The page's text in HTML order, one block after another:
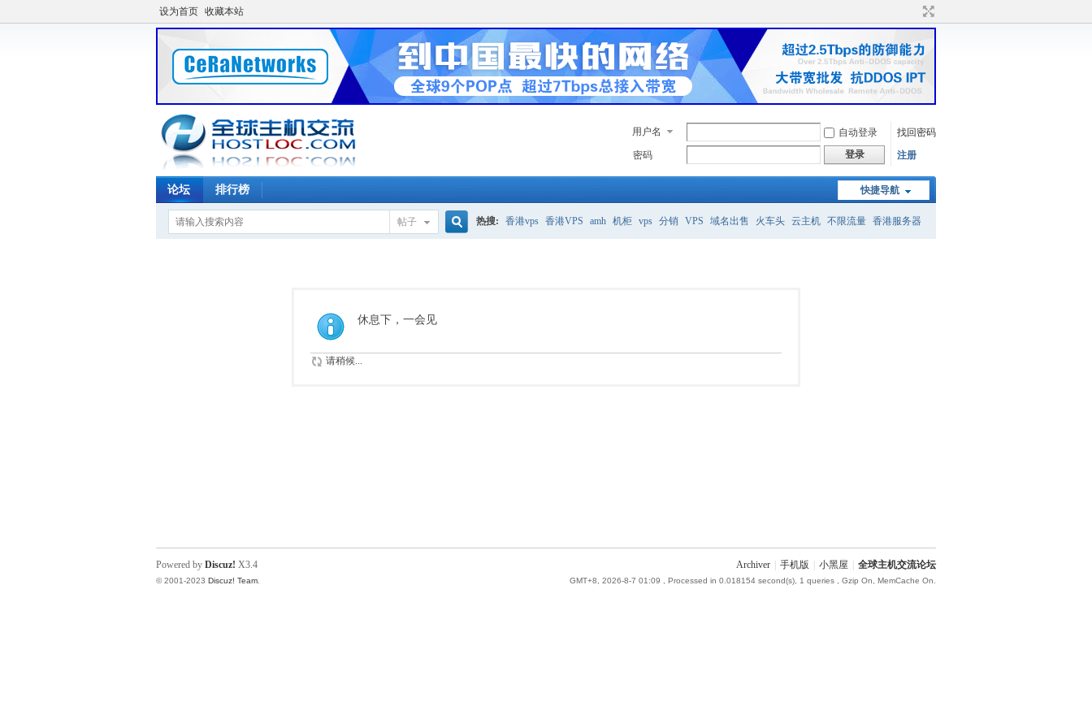
设为首页 收藏本站
用户名 自动登录
找回密码
密码
登录 注册
快捷导航
论坛 排行榜
帖子 热搜: 香港vps 香港VPS amh 机柜 vps 分销 VPS 域名出售 火车头 云主机 不限流量 香港服务器
休息下，一会见
请稍候...
Archiver 手机版 小黑屋 全球主机交流论坛
GMT+8, 2026-8-7 01:09 , Processed in 0.018154 second(s), 1 queries , Gzip On, MemCache On.
Powered by Discuz! X3.4
© 2001-2023 Discuz! Team